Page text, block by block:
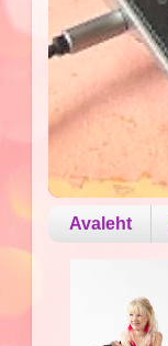
Avaleht